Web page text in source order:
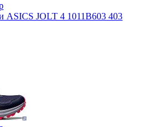
ASICS JOLT 4 1011B603 403